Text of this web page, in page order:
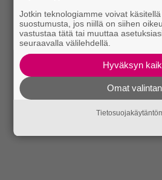
Jotkin teknologiamme voivat
suostumusta, jos niillä on siihen
vastustaa tätä tai muuttaa
seuraavalla välilehdellä.
Hyväksyn
Omat